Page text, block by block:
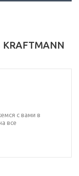
с вами в
все